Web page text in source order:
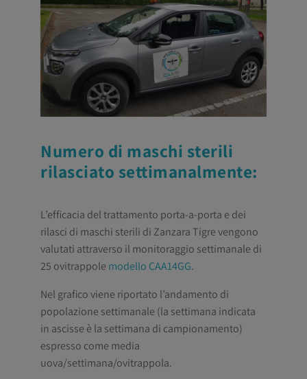
Numero di maschi sterili
rilasciato settimanalmente:
L’efficacia del trattamento porta-a-porta e dei
rilasci di maschi sterili di Zanzara Tigre vengono
valutati attraverso il monitoraggio settimanale di
25 ovitrappole modello CAA14GG.
Nel grafico viene riportato l’andamento di
popolazione settimanale (la settimana indicata
in ascisse è la settimana di campionamento)
espresso come media
uova/settimana/ovitrappola.